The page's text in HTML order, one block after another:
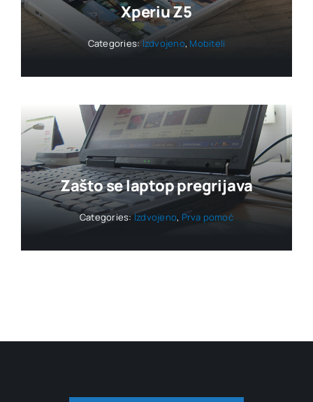
Xperiu Z5
Categories:Izdvojeno, Mobiteli
Zašto se laptop pregrijava
Categories:Izdvojeno, Prva pomoć